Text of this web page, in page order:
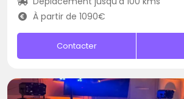
À partir de 1090€
Contacter